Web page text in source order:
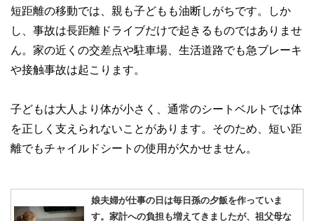
短距離の移動では、親も子どもも油断しがちです。しか
し、事故は長距離ドライブだけで起きるものではありませ
ん。家の近くの交差点や駐車場、生活道路でも急ブレーキ
や接触事故は起こります。
子どもは大人より体が小さく、通常のシートベルトでは体
を正しく支えられないことがあります。そのため、短い距
離でもチャイルドシートの使用が欠かせません。
娘夫婦が仕事の日は毎日孫の夕飯を作っていま
す。家計への負担も増えてきましたが、祖父母な